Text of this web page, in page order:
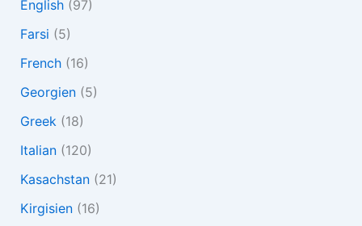
English(97)
Farsi (5)
French(16)
Georgien(5)
Greek(18)
Italian(120)
Kasachstan(21)
Kirgisien(16)